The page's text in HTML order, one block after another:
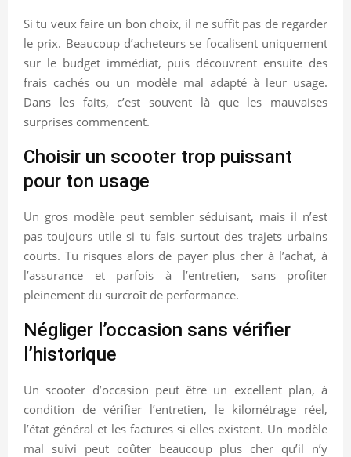
Si tu veux faire un bon choix, il ne suffit pas de regarder
le prix. Beaucoup d’acheteurs se focalisent uniquement
sur le budget immédiat, puis découvrent ensuite des
frais cachés ou un modèle mal adapté à leur usage.
Dans les faits, c’est souvent là que les mauvaises
surprises commencent.
Choisir un scooter trop puissant
pour ton usage
Un gros modèle peut sembler séduisant, mais il n’est
pas toujours utile si tu fais surtout des trajets urbains
courts. Tu risques alors de payer plus cher à l’achat, à
l’assurance et parfois à l’entretien, sans profiter
pleinement du surcroît de performance.
Négliger l’occasion sans vérifier
l’historique
Un scooter d’occasion peut être un excellent plan, à
condition de vérifier l’entretien, le kilométrage réel,
l’état général et les factures si elles existent. Un modèle
mal suivi peut coûter beaucoup plus cher qu’il n’y